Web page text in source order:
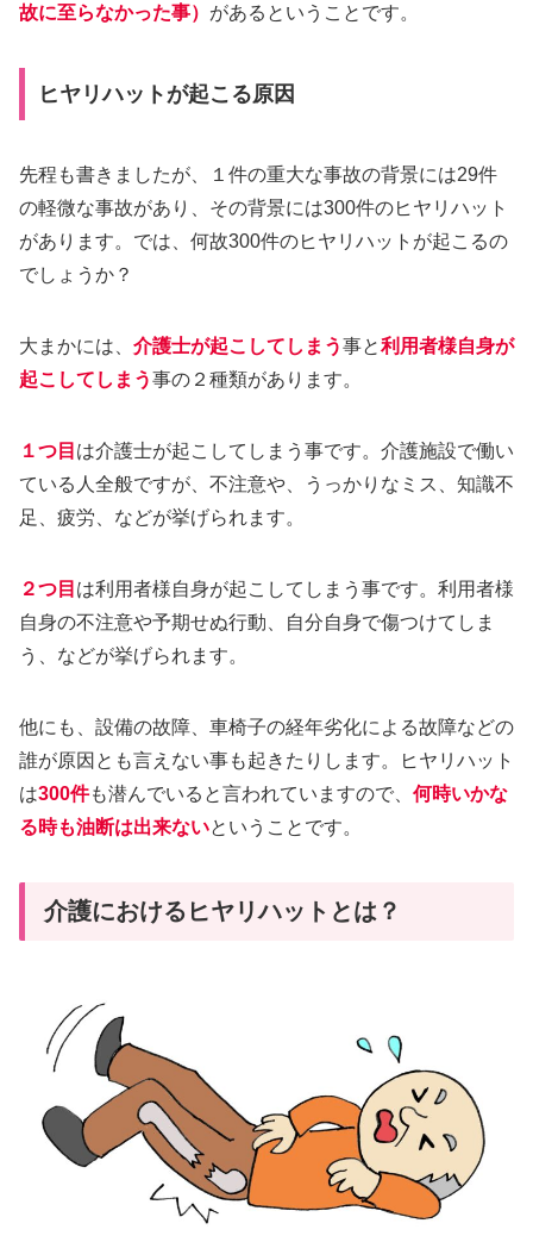
故に至らなかった事） があるということです。
ヒヤリハットが起こる原因
先程も書きましたが、１件の重大な事故の背景には29件
の軽微な事故があり、その背景には300件のヒヤリハット
があります。では、何故300件のヒヤリハットが起こるの
でしょうか？
大まかには、 介護士が起こしてしまう事と利用者様自身が
起こしてしまう事の２種類があります。
１つ目 は介護士が起こしてしまう事です。介護施設で働い
ている人全般ですが、不注意や、うっかりなミス、知識不
足、疲労、などが挙げられます。
２つ目 は利用者様自身が起こしてしまう事です。利用者様
自身の不注意や予期せぬ行動、自分自身で傷つけてしま
う、などが挙げられます。
他にも、設備の故障、車椅子の経年劣化による故障などの
誰が原因とも言えない事も起きたりします。ヒヤリハット
は300件も潜んでいると言われていますので、 何時いかな
る時も油断は出来ないということです。
介護におけるヒヤリハットとは？